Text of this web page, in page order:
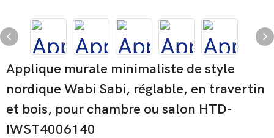
Applique murale minimaliste de style
nordique Wabi Sabi, réglable, en travertin
et bois, pour chambre ou salon HTD-
IWST4006140